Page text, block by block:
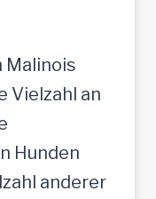
Malinois
Vielzahl an
Hunden
anderer